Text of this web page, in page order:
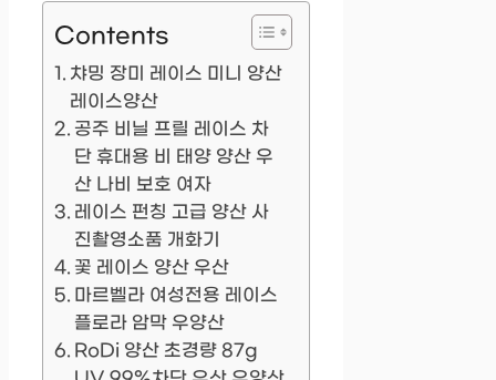
Contents
챠밍 장미 레이스 미니 양산
레이스양산
공주 비닐 프릴 레이스 차
단 휴대용 비 태양 양산 우
산 나비 보호 여자
레이스 펀칭 고급 양산 사
진촬영소품 개화기
꽃 레이스 양산 우산
마르벨라 여성전용 레이스
플로라 암막 우양산
RoDi 양산 초경량 87g